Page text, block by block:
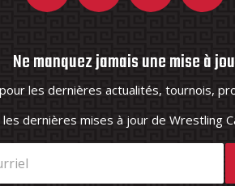
Ne manquez jamais une mise à
les dernières actualités, tournois,
les dernières mises à jour de Wrestling